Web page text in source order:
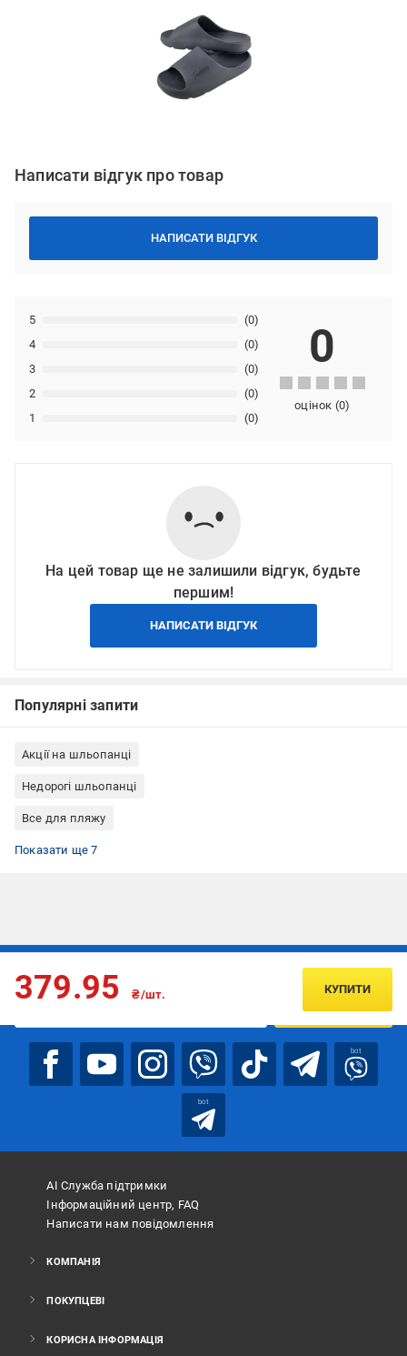
Написати відгук про товар
НАПИСАТИ ВІДГУК
1 (0)
2 (0)
3 (0)
4 (0)
5 (0)
0
оцінок (0)
На цей товар ще не залишили відгук, будьте
першим!
НАПИСАТИ ВІДГУК
Популярні запити
Акції на шльопанці
Недорогі шльопанці
Все для пляжу
Товари для плавання
Сірі шльопанці
Чоловічі шльопанці
Шльопанці чоловічі пляжні
Пляжні шльопанці
Літні шльопанці
Шльопанці для басейну
Показати ще 7
379.95 ₴/шт. КУПИТИ
Підписуйтесь, щоб дізнаватись першим про акції та пропозиції
ПІДПИСАТИСЯ
bot
bot
АІ Служба підтримки
Інформаційний центр, FAQ
Написати нам повідомлення
КОМПАНІЯ
ПОКУПЦЕВІ
КОРИСНА ІНФОРМАЦІЯ